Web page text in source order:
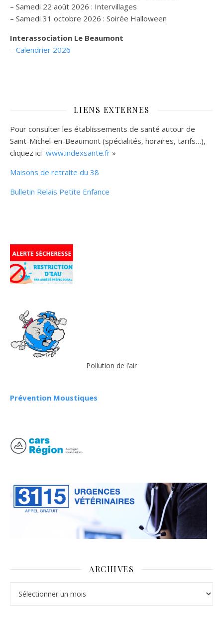
– Samedi 22 août 2026 : Intervillages
– Samedi 31 octobre 2026 : Soirée Halloween
Interassociation Le Beaumont
– Calendrier 2026
LIENS EXTERNES
Pour consulter les établissements de santé autour de
Saint-Michel-en-Beaumont (spécialités, horaires, tarifs…),
cliquez ici www.indexsante.fr »
Maisons de retraite du 38
Bulletin Relais Petite Enfance
Pollution de l’air
Prévention Moustiques
ARCHIVES